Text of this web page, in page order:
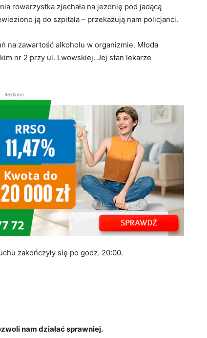
rowerzystka zjechała na jezdnię pod jadącą
ją do szpitala – przekazują nam policjanci.
na zawartość alkoholu w organizmie. Młoda
nr 2 przy ul. Lwowskiej. Jej stan lekarze
Reklama
zakończyły się po godz. 20:00.
nam działać sprawniej.